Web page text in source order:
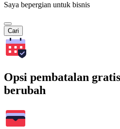
Saya bepergian untuk bisnis
Cari
Opsi pembatalan
berubah